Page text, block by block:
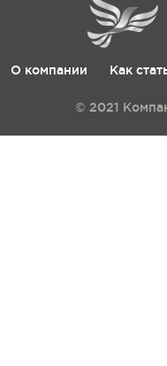
О компании Как
© 2021